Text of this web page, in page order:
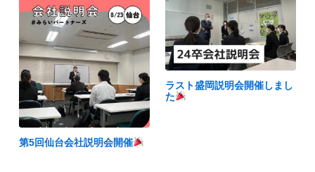
第5回仙台会社説明会開催
ラスト盛岡説明会開催しまし
た